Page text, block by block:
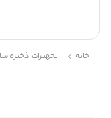
خانه تجهیزات ذخیره